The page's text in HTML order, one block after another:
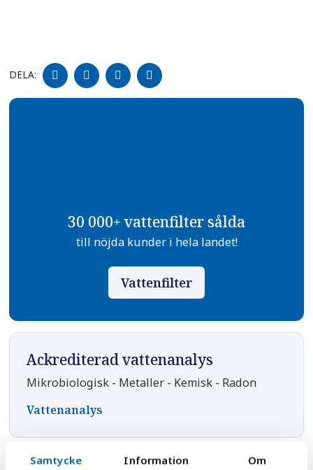
Samtycke Information Om
DELA:
DELA
PÅ
FACEBOOK
DELA
PÅ
TWITTER
DELA
PÅ
LINKEDIN
DELA
PÅ
PINTEREST
30 000+ vattenfilter sålda
till nöjda kunder i hela landet!
Vattenfilter
Ackrediterad vattenanalys
Mikrobiologisk - Metaller - Kemisk - Radon
Vattenanalys